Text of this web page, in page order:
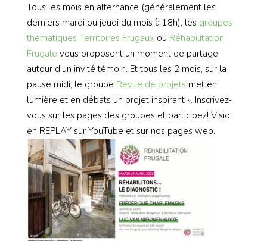
Tous les mois en alternance (généralement les
derniers mardi ou jeudi du mois à 18h), les groupes
thématiques Territoires Frugaux ou Réhabilitation
Frugale vous proposent un moment de partage
autour d’un invité témoin. Et tous les 2 mois, sur la
pause midi, le groupe Revue de projets met en
lumière et en débats un projet inspirant ». Inscrivez-
vous sur les pages des groupes et participez! Visio
en REPLAY sur YouTube et sur nos pages web.